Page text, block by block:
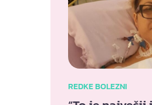
REDKE BOLEZNI